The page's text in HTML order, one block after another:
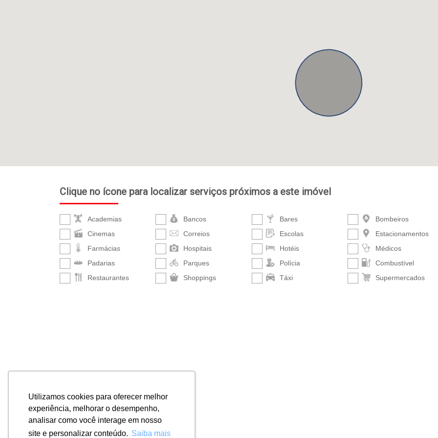
Utilizamos cookies para oferecer melhor
experiência, melhorar o desempenho,
analisar como você interage em nosso
site e personalizar conteúdo. Saiba mais
Clique no ícone para localizar serviços próximos a este imóvel
Academias Bancos Bares
Bombeiros
Cinemas
Correios Escolas
Estacionamentos
Farmácias
Hospitais Hotéis
Médicos
Padarias
Parques Polícia
Combustível
Restaurantes
Shoppings Táxi Supermercados